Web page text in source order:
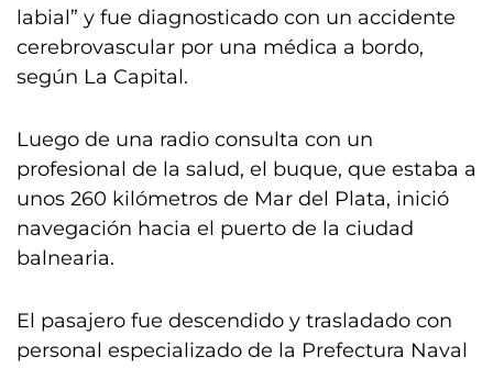
labial” y fue diagnosticado con un accidente
cerebrovascular por una médica a bordo,
según La Capital.
Luego de una radio consulta con un
profesional de la salud, el buque, que estaba a
unos 260 kilómetros de Mar del Plata, inició
navegación hacia el puerto de la ciudad
balnearia.
El pasajero fue descendido y trasladado con
personal especializado de la Prefectura Naval